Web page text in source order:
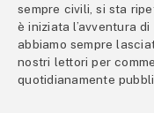
sempre civili, si sta
è iniziata l’avventura
abbiamo sempre
nostri lettori per
quotidianamente